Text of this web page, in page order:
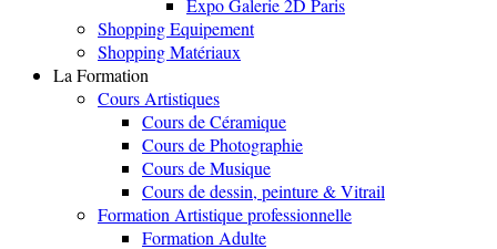
Expo Galerie 2D Paris
Shopping Equipement
Shopping Matériaux
La Formation
Cours Artistiques
Cours de Céramique
Cours de Photographie
Cours de Musique
Cours de dessin, peinture & Vitrail
Formation Artistique professionnelle
Formation Adulte